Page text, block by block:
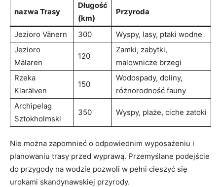
nazwa Trasy
Długość
(km)
Przyroda
Jezioro Vänern 300
Wyspy, lasy, ptaki wodne
Jezioro
Mälaren
120
Zamki, zabytki,
malownicze brzegi
Rzeka
Klarälven
150
Wodospady, doliny,
różnorodność fauny
Archipelag
Sztokholmski
350 Wyspy, plaże, ciche zatoki
Nie można zapomnieć o odpowiednim wyposażeniu i
planowaniu trasy przed wyprawą. Przemyślane podejście
do przygody na wodzie pozwoli w pełni cieszyć się
urokami skandynawskiej przyrody.